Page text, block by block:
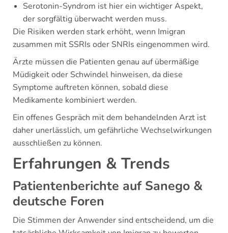
Serotonin-Syndrom ist hier ein wichtiger Aspekt,
der sorgfältig überwacht werden muss.
Die Risiken werden stark erhöht, wenn Imigran
zusammen mit SSRIs oder SNRIs eingenommen wird.
Ärzte müssen die Patienten genau auf übermäßige
Müdigkeit oder Schwindel hinweisen, da diese
Symptome auftreten können, sobald diese
Medikamente kombiniert werden.
Ein offenes Gespräch mit dem behandelnden Arzt ist
daher unerlässlich, um gefährliche Wechselwirkungen
ausschließen zu können.
Erfahrungen & Trends
Patientenberichte auf Sanego &
deutsche Foren
Die Stimmen der Anwender sind entscheidend, um die